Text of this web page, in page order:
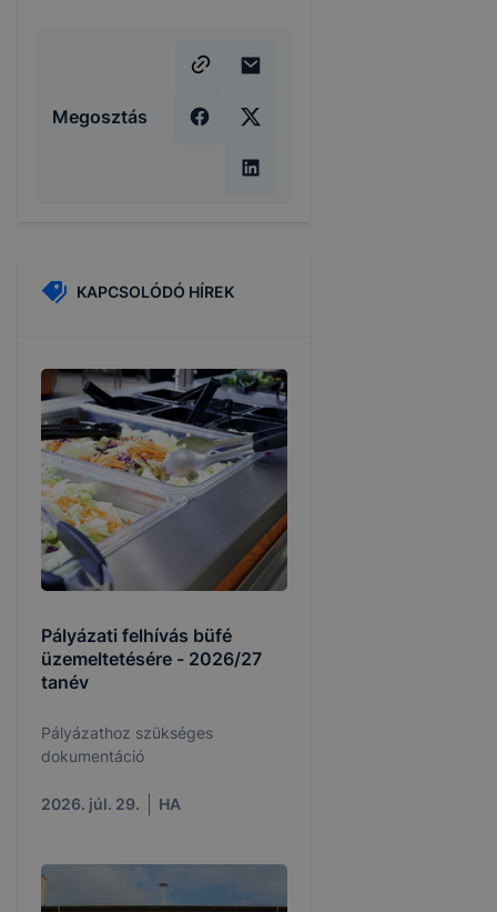
Megosztás
KAPCSOLÓDÓ HÍREK
Pályázati felhívás büfé
üzemeltetésére - 2026/27
tanév
Pályázathoz szükséges
dokumentáció
2026. júl. 29. HA